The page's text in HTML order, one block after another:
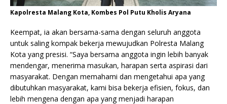
Kapolresta Malang Kota, Kombes Pol Putu Kholis Aryana
Keempat, ia akan bersama-sama dengan seluruh anggota
untuk saling kompak bekerja mewujudkan Polresta Malang
Kota yang presisi. “Saya bersama anggota ingin lebih banyak
mendengar, menerima masukan, harapan serta aspirasi dari
masyarakat. Dengan memahami dan mengetahui apa yang
dibutuhkan masyarakat, kami bisa bekerja efisien, fokus, dan
lebih mengena dengan apa yang menjadi harapan